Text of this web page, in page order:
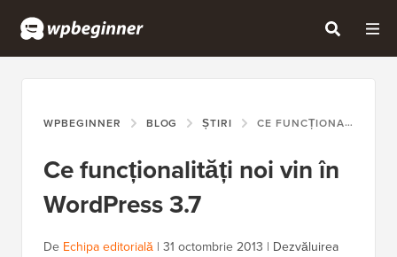
WPBEGINNER BLOG ȘTIRI CE FUNCȚIONALITĂȚI NOI VIN ÎN WORDPRESS 3.7
Ce funcționalități noi vin în
WordPress 3.7
De Echipa editorială | 31 octombrie 2013 | Dezvăluirea